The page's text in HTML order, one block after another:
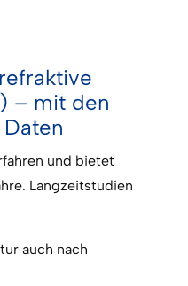
– mit den
und bietet
Langzeitstudien
auch nach